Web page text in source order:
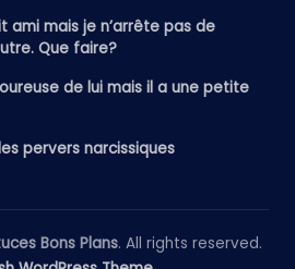
ami mais je n’arrête pas de
Que faire?
de lui mais il a une petite
pervers narcissiques
Bons Plans. All rights reserved.